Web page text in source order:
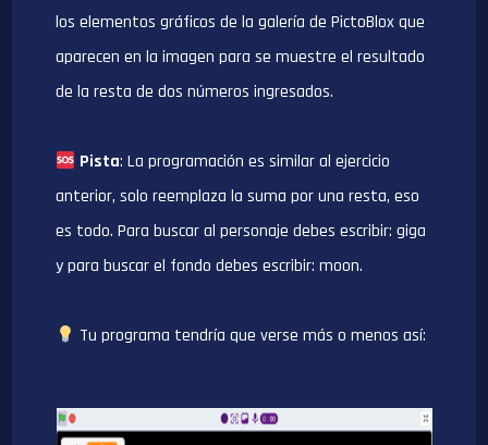
los elementos gráficos de la galería de PictoBlox que
aparecen en la imagen para se muestre el resultado
de la resta de dos números ingresados.
Pista: La programación es similar al ejercicio
anterior, solo reemplaza la suma por una resta, eso
es todo. Para buscar al personaje debes escribir: giga
y para buscar el fondo debes escribir: moon.
Tu programa tendría que verse más o menos así: